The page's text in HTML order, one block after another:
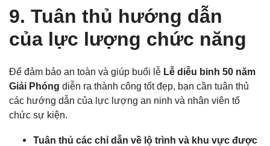
9. Tuân thủ hướng dẫn
của lực lượng chức năng
Để đảm bảo an toàn và giúp buổi lễ Lễ diễu binh 50 năm
Giải Phóng diễn ra thành công tốt đẹp, bạn cần tuân thủ
các hướng dẫn của lực lượng an ninh và nhân viên tổ
chức sự kiện.
Tuân thủ các chỉ dẫn về lộ trình và khu vực được